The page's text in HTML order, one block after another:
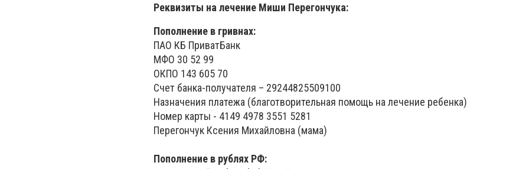
Реквизиты на лечение Миши Перегончука:
Пополнение в гривнах:
ПАО КБ ПриватБанк
МФО 30 52 99
ОКПО 143 605 70
Счет банка-получателя – 29244825509100
Назначения платежа (благотворительная помощь на лечение ребенка)
Номер карты - 4149 4978 3551 5281
Перегончук Ксения Михайловна (мама)
Пополнение в рублях РФ: